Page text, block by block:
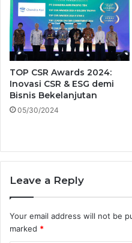
TOP CSR Awards 2024:
Inovasi CSR & ESG demi
Bisnis Bekelanjutan
05/30/2024
Leave a Reply
Your email address will not be
marked *